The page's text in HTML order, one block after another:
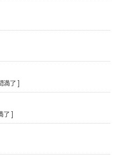
満了 ]
了 ]